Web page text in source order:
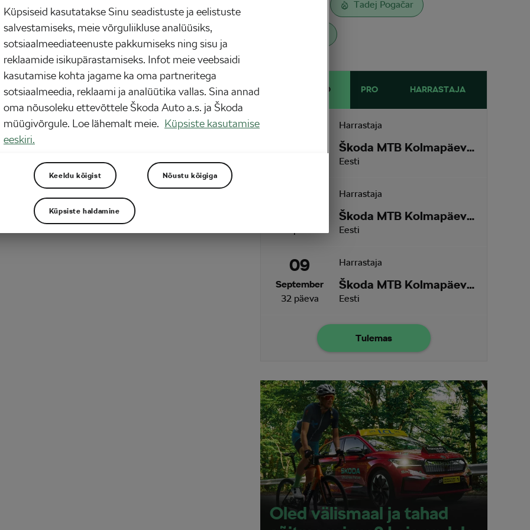
45 minutit kuumas vannis võiks muuta sind kiiremaks ratturiks? Ajakirjas
of Physiology 2025. aastal avaldatud uuring leidis, et hea ettevalmistusega
parandasid oma VO2 max-i, hemoglobiini massi ja südamefunktsiooni pelgalt
ligunemisega. Vaatame lähemalt, kuidas saaksid sama teha ja…
Tadej Pogačar
EESSEISVAD PRO HARRASTAJA
Harrastaja
Škoda MTB Kolmapäevak Pirita SKO Motors Spetsiaal
Eesti
Harrastaja
Škoda MTB Kolmapäevak Saku
Eesti
09
September
32 päeva
Harrastaja
Škoda MTB Kolmapäevak Ruu
Eesti
Tulemas
Oled välismaal ja tahad
Küpsiseid kasutatakse Sinu seadistuste ja eelistuste
salvestamiseks, meie võrguliikluse analüüsiks,
sotsiaalmeediateenuste pakkumiseks ning sisu ja
reklaamide isikupärastamiseks. Infot meie veebsaidi
kasutamise kohta jagame ka oma partneritega
sotsiaalmeedia, reklaami ja analüütika vallas. Sina annad
oma nõusoleku ettevõttele Škoda Auto a.s. ja Škoda
müügivõrgule. Loe lähemalt meie. Küpsiste kasutamise
eeskiri.
Keeldu kõigist Nõustu kõigiga
Küpsiste haldamine